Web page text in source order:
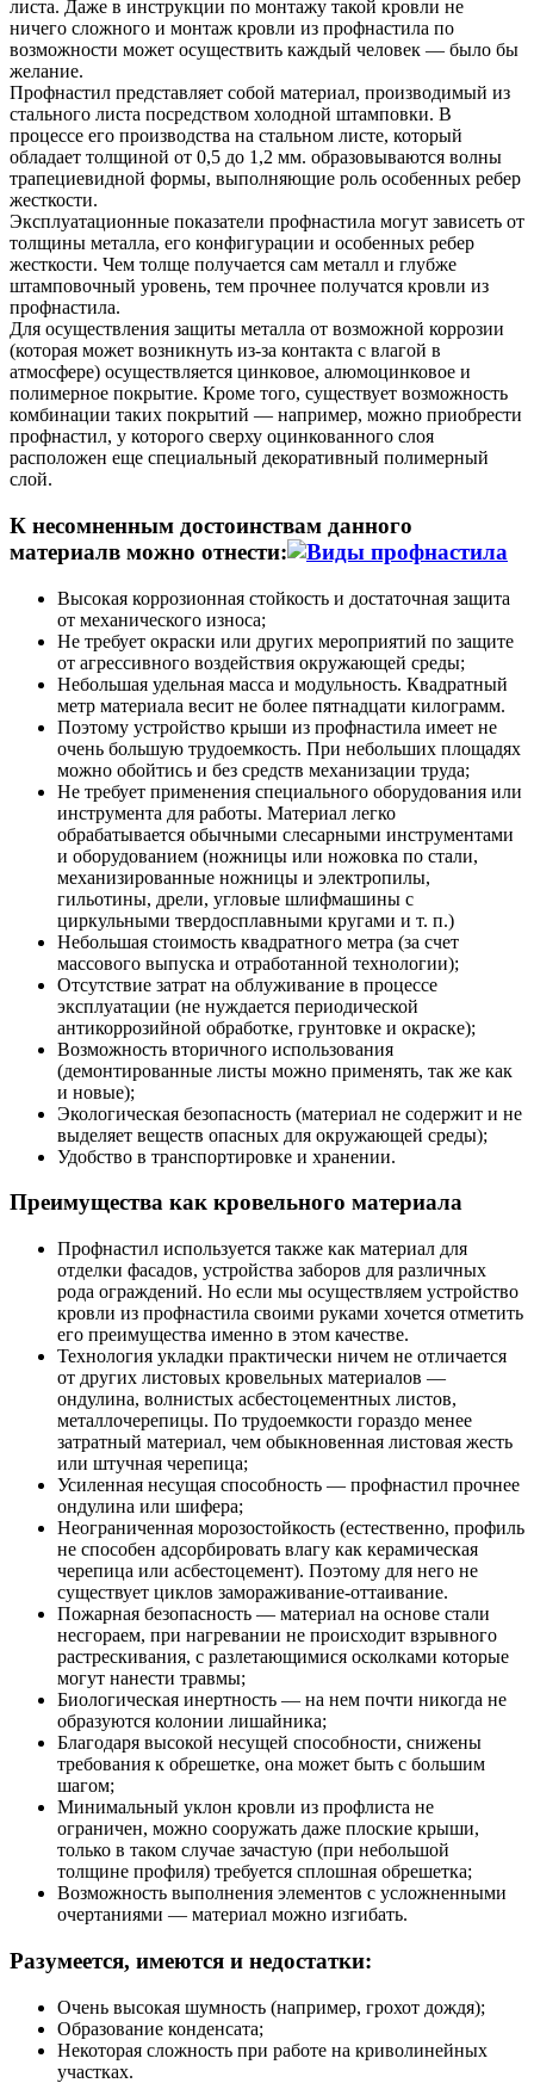
листа. Даже в инструкции по монтажу такой кровли не
ничего сложного и монтаж кровли из профнастила по
возможности может осуществить каждый человек — было бы
желание.
Профнастил представляет собой материал, производимый из
стального листа посредством холодной штамповки. В
процессе его производства на стальном листе, который
обладает толщиной от 0,5 до 1,2 мм. образовываются волны
трапециевидной формы, выполняющие роль особенных ребер
жесткости.
Эксплуатационные показатели профнастила могут зависеть от
толщины металла, его конфигурации и особенных ребер
жесткости. Чем толще получается сам металл и глубже
штамповочный уровень, тем прочнее получатся кровли из
профнастила.
Для осуществления защиты металла от возможной коррозии
(которая может возникнуть из-за контакта с влагой в
атмосфере) осуществляется цинковое, алюмоцинковое и
полимерное покрытие. Кроме того, существует возможность
комбинации таких покрытий — например, можно приобрести
профнастил, у которого сверху оцинкованного слоя
расположен еще специальный декоративный полимерный
слой.
К несомненным достоинствам данного
материалв можно отнести:
Высокая коррозионная стойкость и достаточная защита
от механического износа;
Не требует окраски или других мероприятий по защите
от агрессивного воздействия окружающей среды;
Небольшая удельная масса и модульность. Квадратный
метр материала весит не более пятнадцати килограмм.
Поэтому устройство крыши из профнастила имеет не
очень большую трудоемкость. При небольших площадях
можно обойтись и без средств механизации труда;
Не требует применения специального оборудования или
инструмента для работы. Материал легко
обрабатывается обычными слесарными инструментами
и оборудованием (ножницы или ножовка по стали,
механизированные ножницы и электропилы,
гильотины, дрели, угловые шлифмашины с
циркульными твердосплавными кругами и т. п.)
Небольшая стоимость квадратного метра (за счет
массового выпуска и отработанной технологии);
Отсутствие затрат на облуживание в процессе
эксплуатации (не нуждается периодической
антикоррозийной обработке, грунтовке и окраске);
Возможность вторичного использования
(демонтированные листы можно применять, так же как
и новые);
Экологическая безопасность (материал не содержит и не
выделяет веществ опасных для окружающей среды);
Удобство в транспортировке и хранении.
Преимущества как кровельного материала
Профнастил используется также как материал для
отделки фасадов, устройства заборов для различных
рода ограждений. Но если мы осуществляем устройство
кровли из профнастила своими руками хочется отметить
его преимущества именно в этом качестве.
Технология укладки практически ничем не отличается
от других листовых кровельных материалов —
ондулина, волнистых асбестоцементных листов,
металлочерепицы. По трудоемкости гораздо менее
затратный материал, чем обыкновенная листовая жесть
или штучная черепица;
Усиленная несущая способность — профнастил прочнее
ондулина или шифера;
Неограниченная морозостойкость (естественно, профиль
не способен адсорбировать влагу как керамическая
черепица или асбестоцемент). Поэтому для него не
существует циклов замораживание-оттаивание.
Пожарная безопасность — материал на основе стали
несгораем, при нагревании не происходит взрывного
растрескивания, с разлетающимися осколками которые
могут нанести травмы;
Биологическая инертность — на нем почти никогда не
образуются колонии лишайника;
Благодаря высокой несущей способности, снижены
требования к обрешетке, она может быть с большим
шагом;
Минимальный уклон кровли из профлиста не
ограничен, можно сооружать даже плоские крыши,
только в таком случае зачастую (при небольшой
толщине профиля) требуется сплошная обрешетка;
Возможность выполнения элементов с усложненными
очертаниями — материал можно изгибать.
Разумеется, имеются и недостатки:
Очень высокая шумность (например, грохот дождя);
Образование конденсата;
Некоторая сложность при работе на криволинейных
участках.